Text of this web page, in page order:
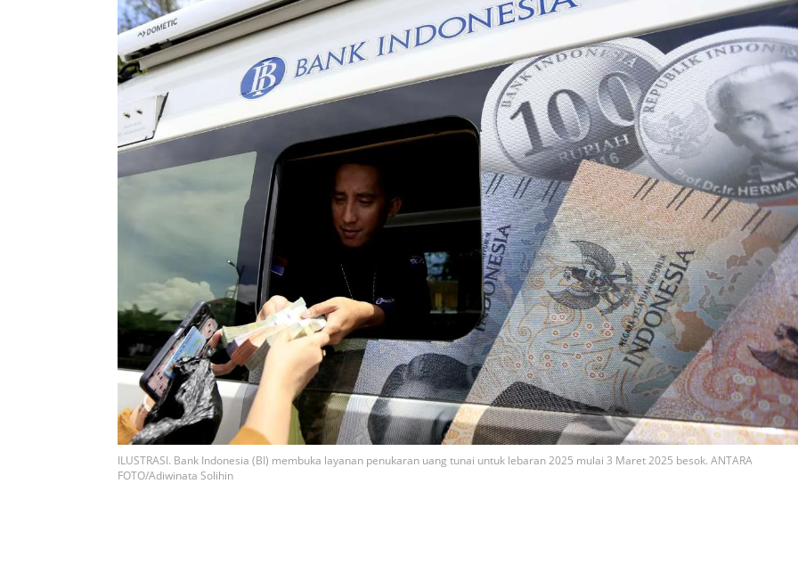
ILUSTRASI. Bank Indonesia (BI) membuka layanan penukaran uang tunai untuk lebaran 2025 mulai 3 Maret 2025 besok. ANTARA
FOTO/Adiwinata Solihin